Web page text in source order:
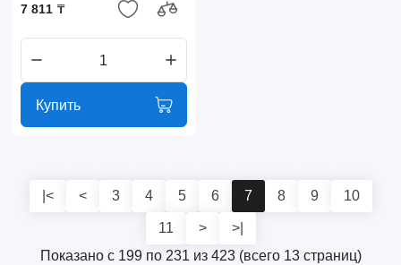
7 811 ₸
Купить
|< < 3 4 5 6 7 8 9 10
11 >
>|
Показано с 199 по 231 из 423 (всего 13 страниц)